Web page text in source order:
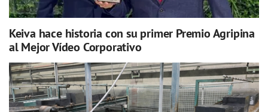
Keiva hace historia con su primer Premio Agripina
al Mejor Vídeo Corporativo